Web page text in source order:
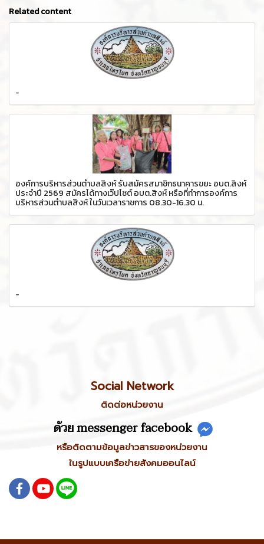
Related content
-
องค์การบริหารส่วนตำบลสิงห์ รับสมัครสมาชิกธนาคารขยะ อบต.สิงห์
ประจำปี 2569 สมัครได้ทางเว๊ปไซต์ อบต.สิงห์ หรือที่ทำการองค์การ
บริหารส่วนตำบลสิงห์ ในวันเวลาราชการ 08.30-16.30 น.
-
Social Network
ติดต่อหน่วยงาน
ด้วย messenger facebook
หรือติดตามข้อมูลข่าวสารของหน่วยงาน
ในรูปแบบเครือข่ายสังคมออนไลน์